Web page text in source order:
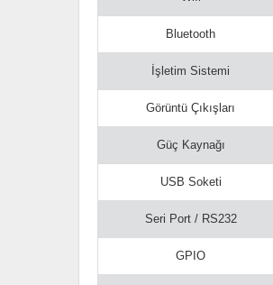
Bluetooth
İşletim Sistemi
Görüntü Çıkışları
Güç Kaynağı
USB Soketi
Seri Port / RS232
GPIO